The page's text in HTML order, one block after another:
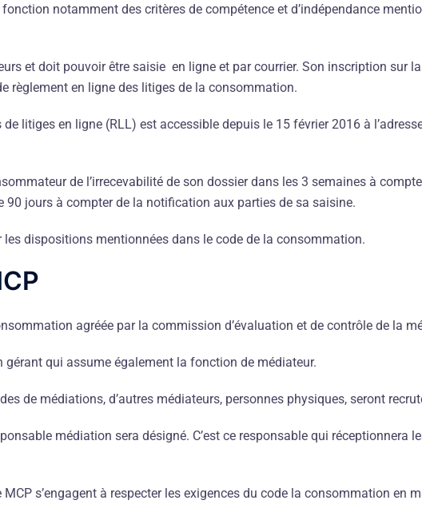
fonction notamment des critères de compétence et d’indépendance
et doit pouvoir être saisie en ligne et par courrier. Son inscription sur
règlement en ligne des litiges de la consommation.
litiges en ligne (RLL) est accessible depuis le 15 février 2016 à
de l’irrecevabilité de son dossier dans les 3 semaines à
jours à compter de la notification aux parties de sa saisine.
dispositions mentionnées dans le code de la consommation.
agréée par la commission d’évaluation et de contrôle de la
gérant qui assume également la fonction de médiateur.
de médiations, d’autres médiateurs, personnes physiques, seront
médiation sera désigné. C’est ce responsable qui réceptionnera
s’engagent à respecter les exigences du code la consommation en